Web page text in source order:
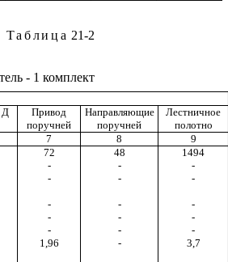
Таблица 21-2
- 1 комплект
Д
Привод
поручней
Направляющие
поручней
Лестничное
полотно
7 8
9
72 48
1494
- -
-
- -
-
- -
-
- -
-
- -
-
1,96 - 3,7